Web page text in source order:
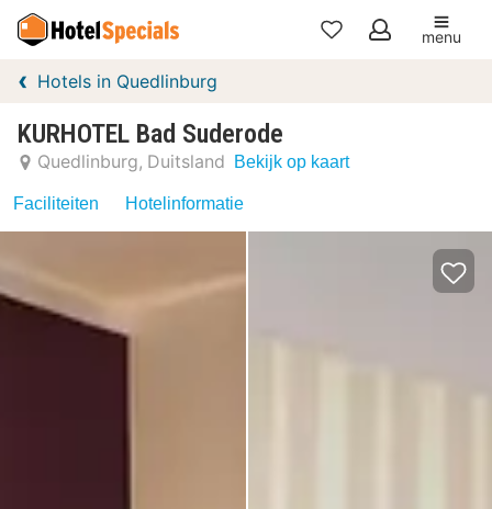
Mijn
menu
Hotels in Quedlinburg
KURHOTEL Bad Suderode
Quedlinburg Duitsland Bekijk op kaart
Faciliteiten Hotelinformatie